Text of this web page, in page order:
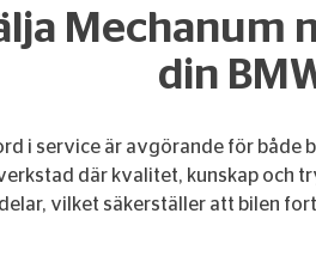
Mechanum
din
i service är avgörande för både
där kvalitet, kunskap och
vilket säkerställer att bilen